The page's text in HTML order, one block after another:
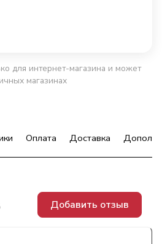
для интернет-магазина и может
магазинах
Оплата Доставка
Добавить отзыв